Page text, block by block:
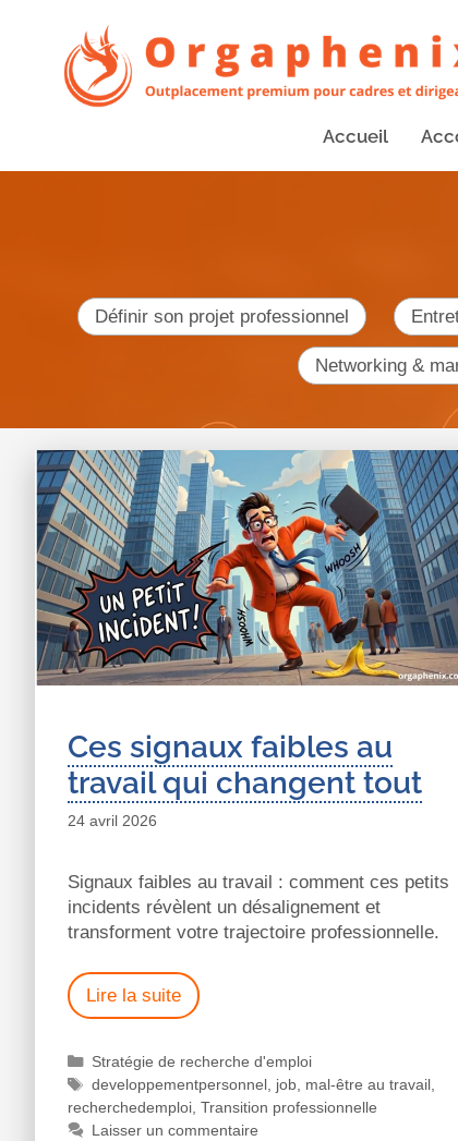
Accueil
Définir son projet professionnel
Networking &
Ces signaux faibles au
travail qui changent tout
24 avril 2026
Signaux faibles au travail : comment ces petits
incidents révèlent un désalignement et
transforment votre trajectoire professionnelle.
Lire la suite
Stratégie de recherche d'emploi
developpementpersonnel, job, mal-être au travail,
recherchedemploi, Transition professionnelle
Laisser un commentaire